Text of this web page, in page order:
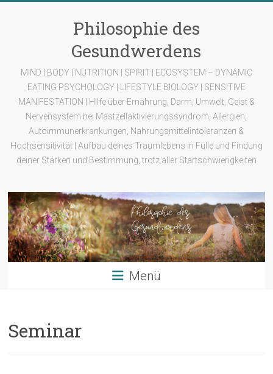
Philosophie des
Gesundwerdens
MIND | BODY | NUTRITION | SPIRIT | ECOSYSTEM – DYNAMIC
EATING PSYCHOLOGY | LIFESTYLE BIOLOGY | SENSITIVE
MANIFESTATION | Hilfe über Ernährung, Darm, Umwelt, Geist &
Nervensystem bei Mastzellaktivierungssyndrom, Allergien,
Autoimmunerkrankungen, Nahrungsmittelintoleranzen &
Hochsensitivität | Aufbau deines Traumlebens in Fülle und Findung
deiner Stärken und Bestimmung, trotz aller Startschwierigkeiten
Menü
Seminar